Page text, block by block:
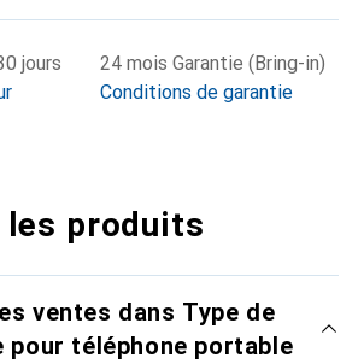
jours
24 mois Garantie (Bring-in)
Conditions de garantie
les produits
ventes dans Type de
pour téléphone portable